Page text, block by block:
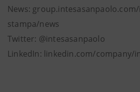
News:
stampa/news
Twitter: @intesasanpaolo
LinkedIn: linkedin.com/company/